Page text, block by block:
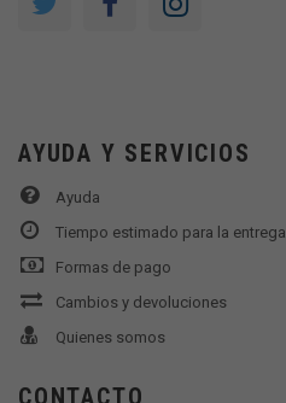
AYUDA Y SERVICIOS
Ayuda
Tiempo estimado para la entrega
Formas de pago
Cambios y devoluciones
Quienes somos
CONTACTO